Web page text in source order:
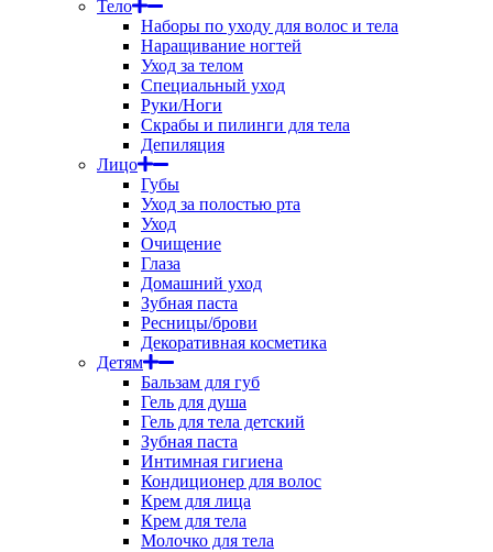
Тело
Наборы по уходу для волос и тела
Наращивание ногтей
Уход за телом
Специальный уход
Руки/Ноги
Скрабы и пилинги для тела
Депиляция
Лицо
Губы
Уход за полостью рта
Уход
Очищение
Глаза
Домашний уход
Зубная паста
Ресницы/брови
Декоративная косметика
Детям
Бальзам для губ
Гель для душа
Гель для тела детский
Зубная паста
Интимная гигиена
Кондиционер для волос
Крем для лица
Крем для тела
Молочко для тела